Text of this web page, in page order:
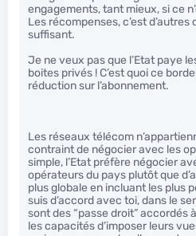
engagements, tant mieux, si ce
Les récompenses, c’est
suffisant.
Je ne veux pas que l’Etat paye
boites privés ! C’est quoi ce
réduction sur l’abonnement.
Les réseaux télécom
contraint de négocier avec les
simple, l’Etat préfère négocier
opérateurs du pays plutôt que
plus globale en incluant les plus
suis d’accord avec toi, dans le
sont des “passe droit” accordés
les capacités d’imposer leurs